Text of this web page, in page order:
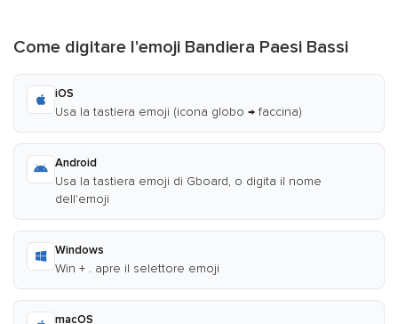
Come digitare l'emoji Bandiera Paesi Bassi
iOS
Usa la tastiera emoji (icona globo → faccina)
Android
Usa la tastiera emoji di Gboard, o digita il nome
dell'emoji
Windows
Win + . apre il selettore emoji
macOS